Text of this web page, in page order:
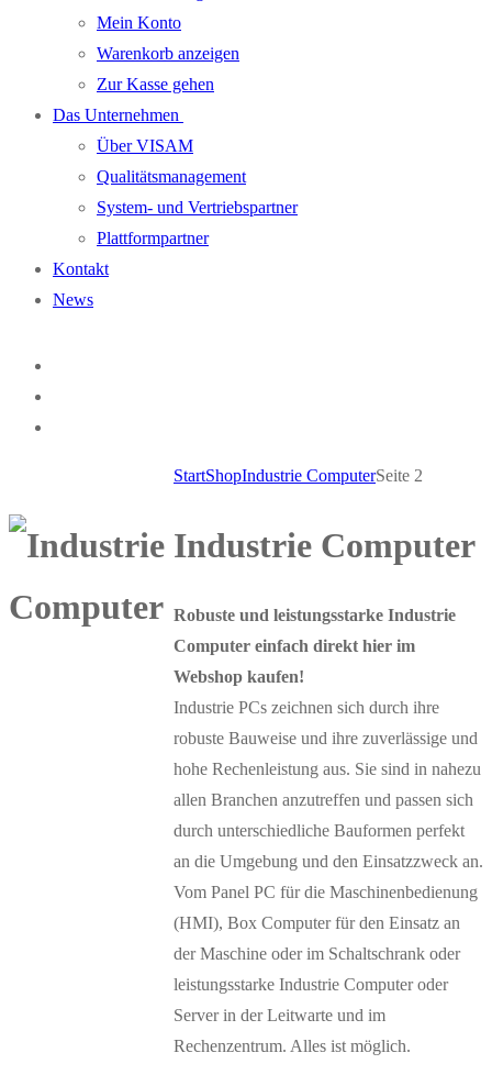
Mein Konto
Warenkorb anzeigen
Zur Kasse gehen
Das Unternehmen
Über VISAM
Qualitätsmanagement
System- und Vertriebspartner
Plattformpartner
Kontakt
News
StartShopIndustrie ComputerSeite 2
Industrie Computer
Robuste und leistungsstarke Industrie
Computer einfach direkt hier im
Webshop kaufen!
Industrie PCs zeichnen sich durch ihre
robuste Bauweise und ihre zuverlässige und
hohe Rechenleistung aus. Sie sind in nahezu
allen Branchen anzutreffen und passen sich
durch unterschiedliche Bauformen perfekt
an die Umgebung und den Einsatzzweck an.
Vom Panel PC für die Maschinenbedienung
(HMI), Box Computer für den Einsatz an
der Maschine oder im Schaltschrank oder
leistungsstarke Industrie Computer oder
Server in der Leitwarte und im
Rechenzentrum. Alles ist möglich.